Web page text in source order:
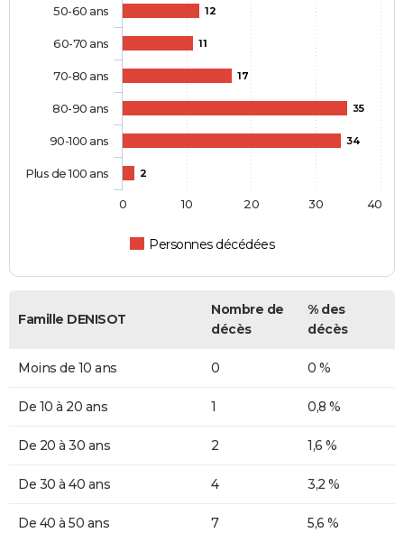
12
11
17
35
34
2
Personnes décédées
50-60 ans
60-70 ans
70-80 ans
80-90 ans
90-100 ans
Plus de 100 ans
0 10 20 30 40
Famille DENISOT
Nombre de
décès
% des
décès
Moins de 10 ans 0 0 %
De 10 à 20 ans 1 0,8 %
De 20 à 30 ans 2 1,6 %
De 30 à 40 ans 4 3,2 %
De 40 à 50 ans 7 5,6 %